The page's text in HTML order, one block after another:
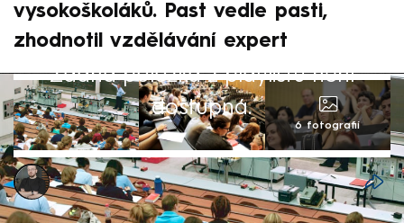
vysokoškoláků. Past vedle pasti,
zhodnotil vzdělávání expert
Žádná položka z playlistu není
dostupná.
6 fotografií
Marek Pausz
8. čvn 2026, 10:40